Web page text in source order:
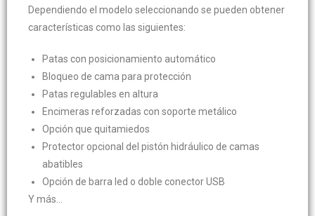
Dependiendo el modelo seleccionando se pueden obtener
características como las siguientes:
Patas con posicionamiento automático
Bloqueo de cama para protección
Patas regulables en altura
Encimeras reforzadas con soporte metálico
Opción que quitamiedos
Protector opcional del pistón hidráulico de camas
abatibles
Opción de barra led o doble conector USB
Y más…